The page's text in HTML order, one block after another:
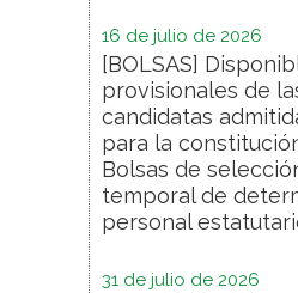
16 de julio de 2026
[BOLSAS]
provisionales de
candidatas
para la
Bolsas de
temporal de
personal
31 de julio de 2026